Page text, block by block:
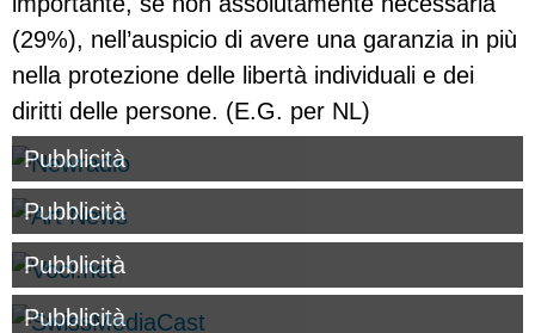
(29%), nell’auspicio di avere una garanzia in più
nella protezione delle libertà individuali e dei
diritti delle persone. (E.G. per NL)
Pubblicità
Pubblicità
Pubblicità
Pubblicità